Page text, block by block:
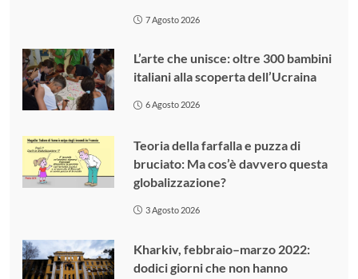
7 Agosto 2026
L’arte che unisce: oltre 300 bambini
italiani alla scoperta dell’Ucraina
6 Agosto 2026
Teoria della farfalla e puzza di
bruciato: Ma cos’è davvero questa
globalizzazione?
3 Agosto 2026
Kharkiv, febbraio–marzo 2022:
dodici giorni che non hanno